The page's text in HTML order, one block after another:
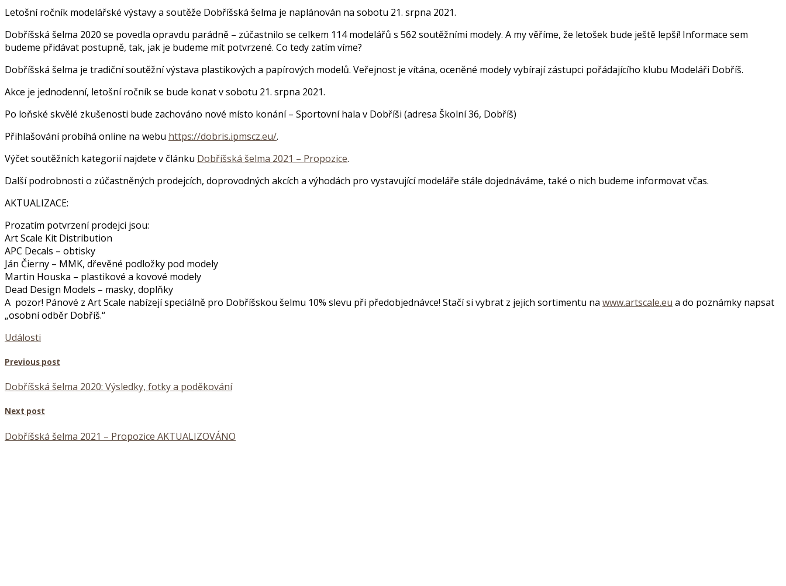
Letošní ročník modelářské výstavy a soutěže Dobříšská šelma je naplánován na sobotu 21. srpna 2021.
Dobříšská šelma 2020 se povedla opravdu parádně – zúčastnilo se celkem 114 modelářů s 562 soutěžními modely. A my věříme, že letošek bude ještě lepší! Informace sem
budeme přidávat postupně, tak, jak je budeme mít potvrzené. Co tedy zatím víme?
Dobříšská šelma je tradiční soutěžní výstava plastikových a papírových modelů. Veřejnost je vítána, oceněné modely vybírají zástupci pořádajícího klubu Modeláři Dobříš.
Akce je jednodenní, letošní ročník se bude konat v sobotu 21. srpna 2021.
Po loňské skvělé zkušenosti bude zachováno nové místo konání – Sportovní hala v Dobříši (adresa Školní 36, Dobříš)
Přihlašování probíhá online na webu https://dobris.ipmscz.eu/.
Výčet soutěžních kategorií najdete v článku Dobříšská šelma 2021 – Propozice.
Další podrobnosti o zúčastněných prodejcích, doprovodných akcích a výhodách pro vystavující modeláře stále dojednáváme, také o nich budeme informovat včas.
AKTUALIZACE:
Prozatím potvrzení prodejci jsou:
Art Scale Kit Distribution
APC Decals – obtisky
Ján Čierny – MMK, dřevěné podložky pod modely
Martin Houska – plastikové a kovové modely
Dead Design Models – masky, doplňky
A pozor! Pánové z Art Scale nabízejí speciálně pro Dobříšskou šelmu 10% slevu při předobjednávce! Stačí si vybrat z jejich sortimentu na www.artscale.eu a do poznámky napsat
„osobní odběr Dobříš.“
Události
Previous post
Dobříšská šelma 2020: Výsledky, fotky a poděkování
Next post
Dobříšská šelma 2021 – Propozice AKTUALIZOVÁNO